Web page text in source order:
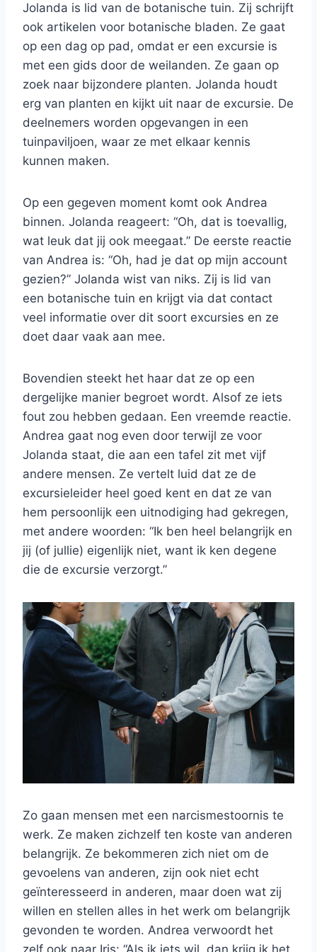
Jolanda is lid van de botanische tuin. Zij schrijft
ook artikelen voor botanische bladen. Ze gaat
op een dag op pad, omdat er een excursie is
met een gids door de weilanden. Ze gaan op
zoek naar bijzondere planten. Jolanda houdt
erg van planten en kijkt uit naar de excursie. De
deelnemers worden opgevangen in een
tuinpaviljoen, waar ze met elkaar kennis
kunnen maken.
Op een gegeven moment komt ook Andrea
binnen. Jolanda reageert: “Oh, dat is toevallig,
wat leuk dat jij ook meegaat.” De eerste reactie
van Andrea is: “Oh, had je dat op mijn account
gezien?” Jolanda wist van niks. Zij is lid van
een botanische tuin en krijgt via dat contact
veel informatie over dit soort excursies en ze
doet daar vaak aan mee.
Bovendien steekt het haar dat ze op een
dergelijke manier begroet wordt. Alsof ze iets
fout zou hebben gedaan. Een vreemde reactie.
Andrea gaat nog even door terwijl ze voor
Jolanda staat, die aan een tafel zit met vijf
andere mensen. Ze vertelt luid dat ze de
excursieleider heel goed kent en dat ze van
hem persoonlijk een uitnodiging had gekregen,
met andere woorden: “Ik ben heel belangrijk en
jij (of jullie) eigenlijk niet, want ik ken degene
die de excursie verzorgt.”
Zo gaan mensen met een narcismestoornis te
werk. Ze maken zichzelf ten koste van anderen
belangrijk. Ze bekommeren zich niet om de
gevoelens van anderen, zijn ook niet echt
geïnteresseerd in anderen, maar doen wat zij
willen en stellen alles in het werk om belangrijk
gevonden te worden. Andrea verwoordt het
zelf ook naar Iris: “Als ik iets wil, dan krijg ik het.